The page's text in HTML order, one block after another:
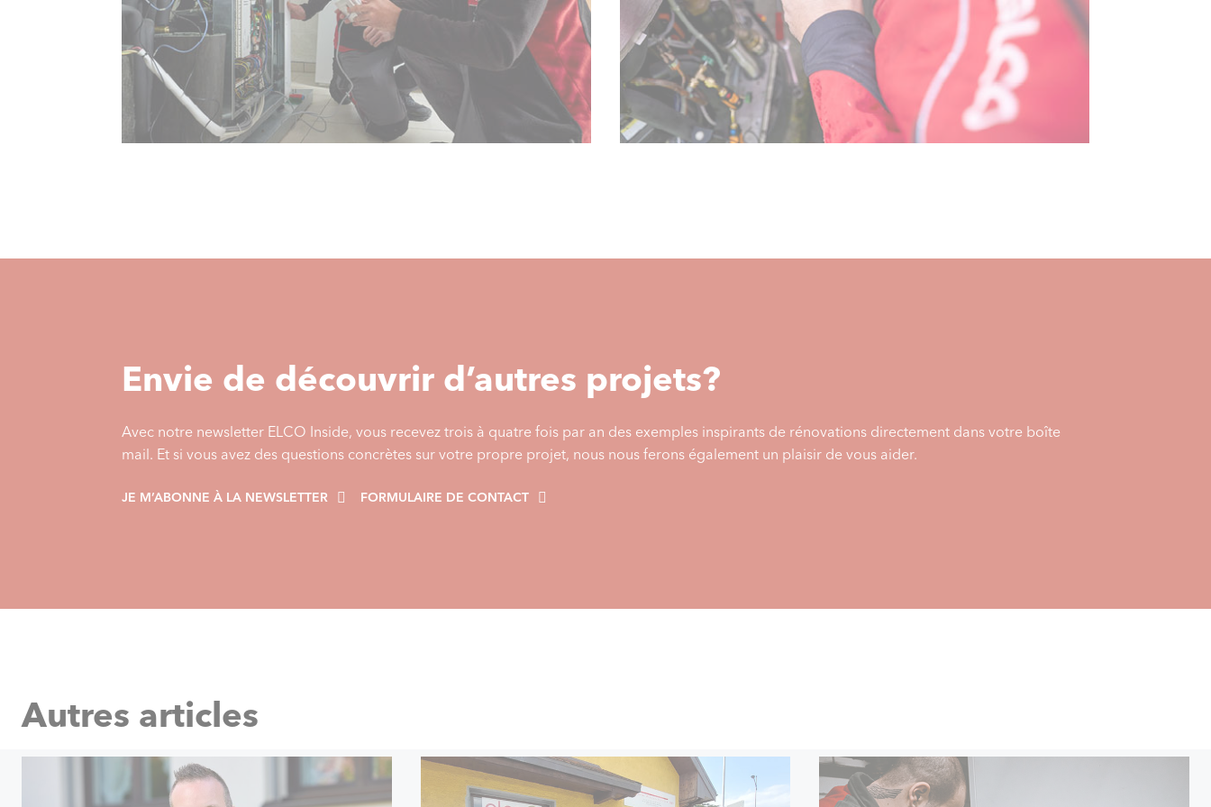
Envie de découvrir d’autres projets?
Avec notre newsletter ELCO Inside, vous recevez trois à quatre fois par an des exemples inspirants de rénovations directement dans votre boîte
mail. Et si vous avez des questions concrètes sur votre propre projet, nous nous ferons également un plaisir de vous aider.
JE M’ABONNE À LA NEWSLETTER FORMULAIRE DE CONTACT
Autres articles